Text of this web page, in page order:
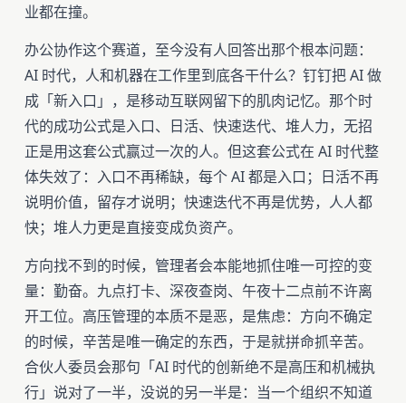
业都在撞。
办公协作这个赛道，至今没有人回答出那个根本问题：
AI 时代，人和机器在工作里到底各干什么？钉钉把 AI 做
成「新入口」，是移动互联网留下的肌肉记忆。那个时
代的成功公式是入口、日活、快速迭代、堆人力，无招
正是用这套公式赢过一次的人。但这套公式在 AI 时代整
体失效了：入口不再稀缺，每个 AI 都是入口；日活不再
说明价值，留存才说明；快速迭代不再是优势，人人都
快；堆人力更是直接变成负资产。
方向找不到的时候，管理者会本能地抓住唯一可控的变
量：勤奋。九点打卡、深夜查岗、午夜十二点前不许离
开工位。高压管理的本质不是恶，是焦虑：方向不确定
的时候，辛苦是唯一确定的东西，于是就拼命抓辛苦。
合伙人委员会那句「AI 时代的创新绝不是高压和机械执
行」说对了一半，没说的另一半是：当一个组织不知道